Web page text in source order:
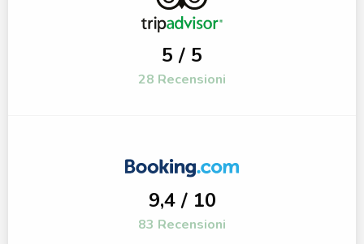
5 / 5
28 Recensioni
9,4 / 10
83 Recensioni